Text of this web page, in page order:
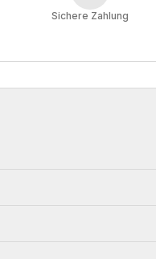
Sichere Zahlung